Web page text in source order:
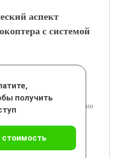
аспект
с системой
программному
модулю интеграции
дома.
получить
стоимость